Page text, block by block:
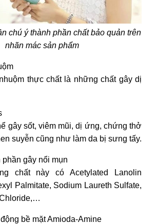
chú ý thành phần chất bảo quản trên
nhãn mác sản phẩm
thực chất là những chất gây dị
gây sốt, viêm mũi, dị ứng, chứng thở
suyễn cũng như làm da bị sưng tấy.
phần gây nổi mụn
chất này có Acetylated Lanolin
Palmitate, Sodium Laureth Sulfate,
bề mặt Amioda-Amine